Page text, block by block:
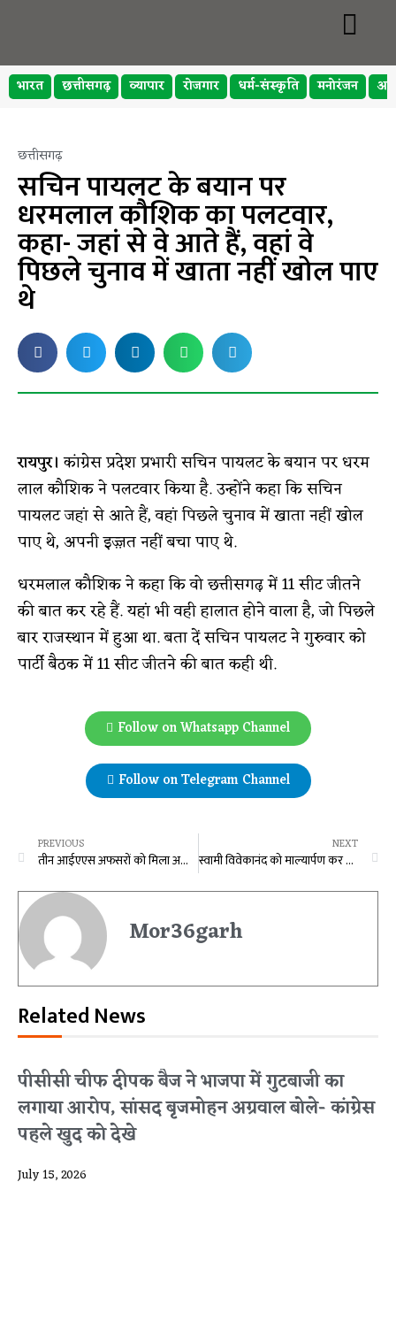
भारत छत्तीसगढ़ व्यापार रोजगार धर्म-संस्कृति मनोरंजन
छत्तीसगढ़
सचिन पायलट के बयान पर
धरमलाल कौशिक का पलटवार,
कहा- जहां से वे आते हैं, वहां वे
पिछले चुनाव में खाता नहीं खोल पाए
थे
रायपुर।कांग्रेस प्रदेश प्रभारी सचिन पायलट के बयान पर धरम
लाल कौशिक ने पलटवार किया है. उन्होंने कहा कि सचिन
पायलट जहां से आते हैं, वहां पिछले चुनाव में खाता नहीं खोल
पाए थे, अपनी इज़्ज़त नहीं बचा पाए थे.
धरमलाल कौशिक ने कहा कि वो छत्तीसगढ़ में 11 सीट जीतने
की बात कर रहे हैं. यहां भी वही हालात होने वाला है, जो पिछले
बार राजस्थान में हुआ था. बता दें सचिन पायलट ने गुरुवार को
पार्टी बैठक में 11 सीट जीतने की बात कही थी.
Follow on Whatsapp Channel
Follow on Telegram Channel
PREVIOUS
तीन आईएएस अफसरों को मिला अतिरिक्त प्रभार: IAS कमलप्रीत सिंह CGRIDC के बनाए गए एमडी, यशवंत कुमार और अबिनाश मिश्रा को सौंपी गई ये जिम्मेदारी….
NEXT
स्वामी विवेकानंद को माल्यार्पण कर सीएम साय ने पुष्पांजलि अर्पित की
Mor36garh
Related News
पीसीसी चीफ दीपक बैज ने भाजपा में गुटबाजी का
लगाया आरोप, सांसद बृजमोहन अग्रवाल बोले- कांग्रेस
पहले खुद को देखे
July 15, 2026